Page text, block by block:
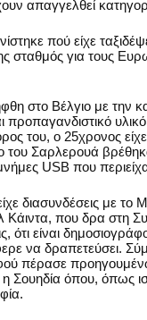
απαγγελθεί
πού είχε
σταθμός για τους
στο Βέλγιο με την
του, ο 25χρονος
του Σαρλερουά
USB που
διασυνδέσεις με
που δρα στη
ότι είναι
να δραπετεύσει.
πέρασε
Σουηδία όπου, όπως